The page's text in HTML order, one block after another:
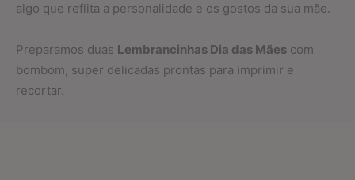
algo que reflita a personalidade e os gostos da sua mãe.
Preparamos duas Lembrancinhas Dia das Mães com
bombom, super delicadas prontas para imprimir e
recortar.